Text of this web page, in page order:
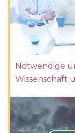
Notwendige
Wissenschaft